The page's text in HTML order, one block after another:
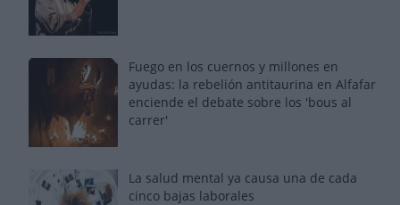
Fuego en los cuernos y millones en
ayudas: la rebelión antitaurina en Alfafar
enciende el debate sobre los 'bous al
carrer'
La salud mental ya causa una de cada
cinco bajas laborales